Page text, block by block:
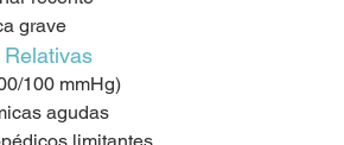
grave
100 mmHg)
agudas
limitantes